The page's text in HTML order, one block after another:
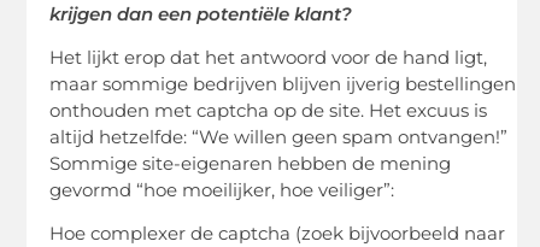
krijgen dan een potentiële klant?
Het lijkt erop dat het antwoord voor de hand ligt,
maar sommige bedrijven blijven ijverig bestellingen
onthouden met captcha op de site. Het excuus is
altijd hetzelfde: “We willen geen spam ontvangen!”
Sommige site-eigenaren hebben de mening
gevormd “hoe moeilijker, hoe veiliger”:
Hoe complexer de captcha (zoek bijvoorbeeld naar